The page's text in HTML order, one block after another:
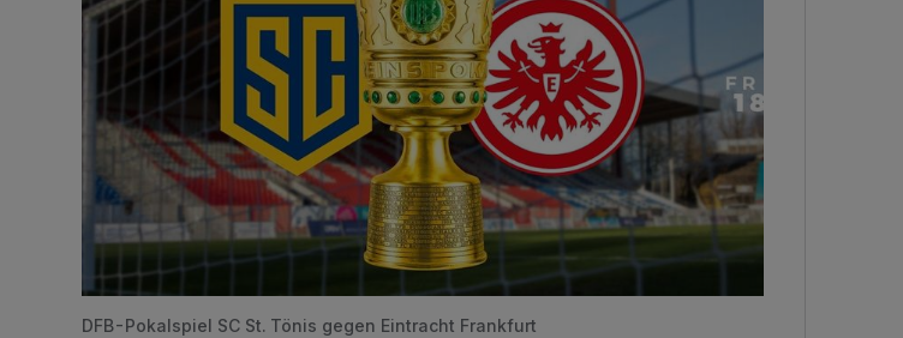
DFB-Pokalspiel SC St. Tönis gegen Eintracht Frankfurt